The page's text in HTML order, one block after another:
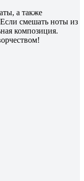
а также
смешать ноты из
композиция.